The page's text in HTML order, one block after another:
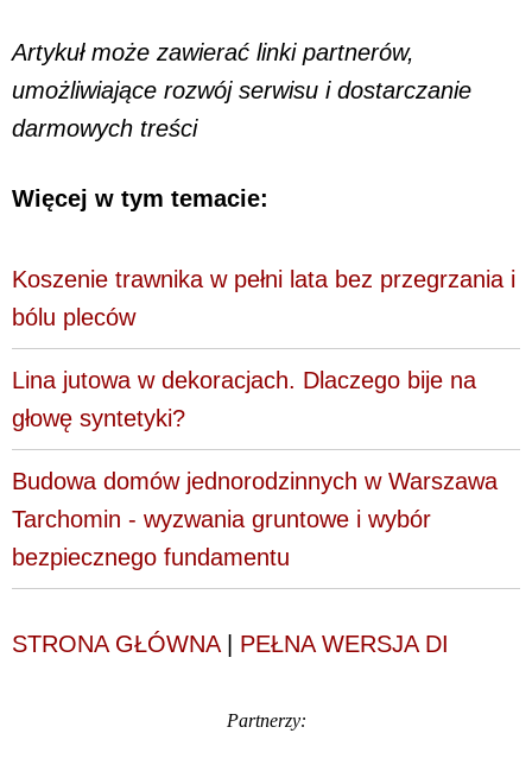
Artykuł może zawierać linki partnerów,
umożliwiające rozwój serwisu i dostarczanie
darmowych treści
Więcej w tym temacie:
Koszenie trawnika w pełni lata bez przegrzania i
bólu pleców
Lina jutowa w dekoracjach. Dlaczego bije na
głowę syntetyki?
Budowa domów jednorodzinnych w Warszawa
Tarchomin - wyzwania gruntowe i wybór
bezpiecznego fundamentu
STRONA GŁÓWNA| PEŁNA WERSJA DI
Partnerzy: